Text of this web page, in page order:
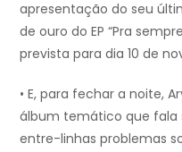
apresentação do seu
de ouro do EP “Pra
prevista para dia 10 de
• E, para fechar a noite,
álbum temático que fala
entre-linhas problemas